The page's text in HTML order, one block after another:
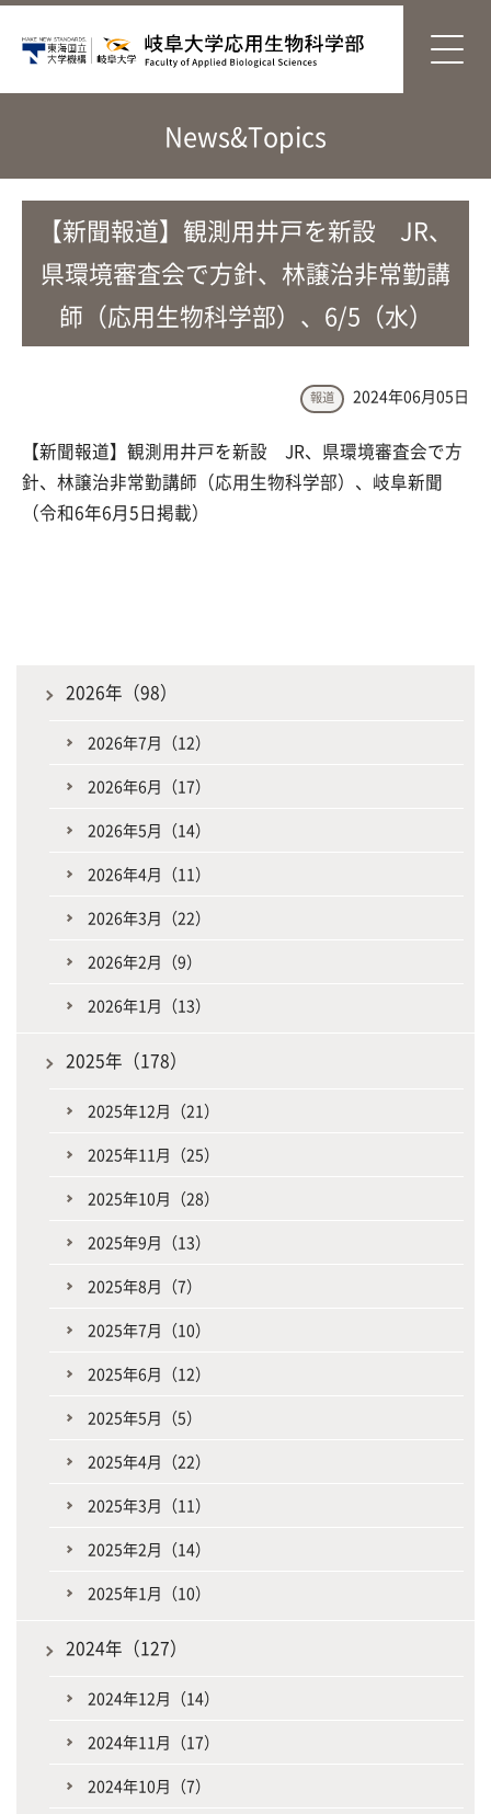
News&Topics
【新聞報道】観測用井戸を新設 JR、
県環境審査会で方針、林譲治非常勤講
師（応用生物科学部）、6/5（水）
報道 2024年06月05日
【新聞報道】観測用井戸を新設 JR、県環境審査会で方
針、林譲治非常勤講師（応用生物科学部）、岐阜新聞
（令和6年6月5日掲載）
2026年（98）
2026年7月（12）
2026年6月（17）
2026年5月（14）
2026年4月（11）
2026年3月（22）
2026年2月（9）
2026年1月（13）
2025年（178）
2025年12月（21）
2025年11月（25）
2025年10月（28）
2025年9月（13）
2025年8月（7）
2025年7月（10）
2025年6月（12）
2025年5月（5）
2025年4月（22）
2025年3月（11）
2025年2月（14）
2025年1月（10）
2024年（127）
2024年12月（14）
2024年11月（17）
2024年10月（7）